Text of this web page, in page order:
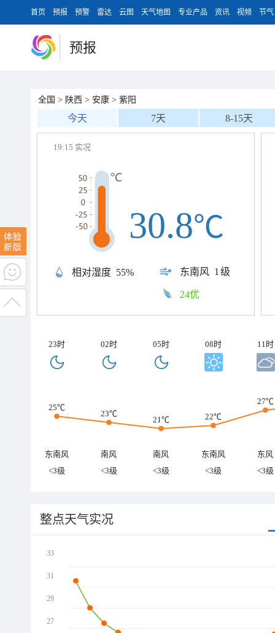
首页 预报 预警 雷达 云图 天气地图 专业产品 资讯 视频 节气
预报
全国 > 陕西 > 安康 > 紫阳
今天 7天 8-15天
19:15 实况
相对湿度 55% 东南风 1级
30.8℃
24优
23时 02时 05时 08时 11时
25℃
23℃
21℃ 22℃
27℃
东南风 南风 南风 东南风
东风
<3级
<3级 <3级 <3级 <3级
整点天气实况
33
31
29
27